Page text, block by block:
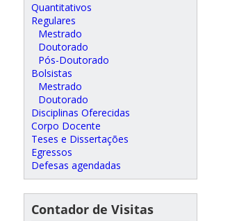
Quantitativos
Regulares
Mestrado
Doutorado
Pós-Doutorado
Bolsistas
Mestrado
Doutorado
Disciplinas Oferecidas
Corpo Docente
Teses e Dissertações
Egressos
Defesas agendadas
Contador de Visitas